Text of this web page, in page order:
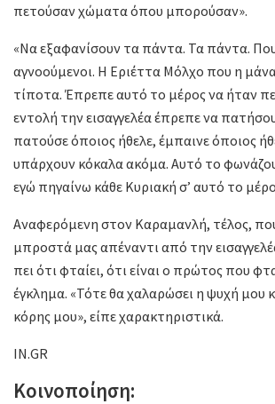
πετούσαν χώματα όπου μπορούσαν».
«Να εξαφανίσουν τα πάντα. Τα πάντα.
αγνοούμενοι. Η Εριέττα Μόλχο που η
τίποτα. Έπρεπε αυτό το μέρος να ήταν
εντολή την εισαγγελέα έπρεπε να
πατούσε όποιος ήθελε, έμπαινε όποιος
υπάρχουν κόκαλα ακόμα. Αυτό το
εγώ πηγαίνω κάθε Κυριακή σ’ αυτό το
Αναφερόμενη στον Καραμανλή, τέλος, που
μπροστά μας απέναντι από την
πει ότι φταίει, ότι είναι ο πρώτος που
έγκλημα. «Τότε θα χαλαρώσει η ψυχή μου
κόρης μου», είπε χαρακτηριστικά.
IN.GR
Κοινοποίηση: